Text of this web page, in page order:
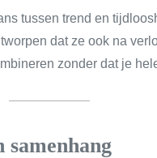
tussen trend en
dat ze ook na
zonder dat je
samenhang